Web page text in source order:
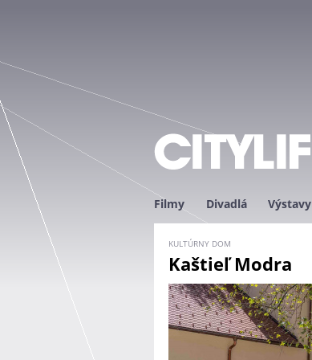
Filmy Divadlá Výstavy
Kaštieľ Modra
KULTÚRNY DOM